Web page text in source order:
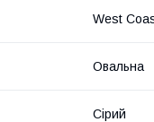
West
Овальна
Сірий